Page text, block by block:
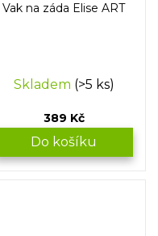
Vak na záda Elise ART
Skladem (>5 ks)
389 Kč
Do košíku